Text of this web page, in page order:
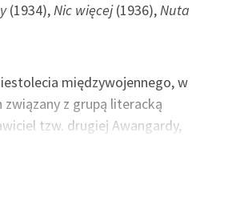
(1934),Nic więcej(1936),Nuta
międzywojennego, w
z grupą literacką
tzw. drugiej Awangardy,
zdaniem matury wziął udział w
1920 r. Z wykształcenia,